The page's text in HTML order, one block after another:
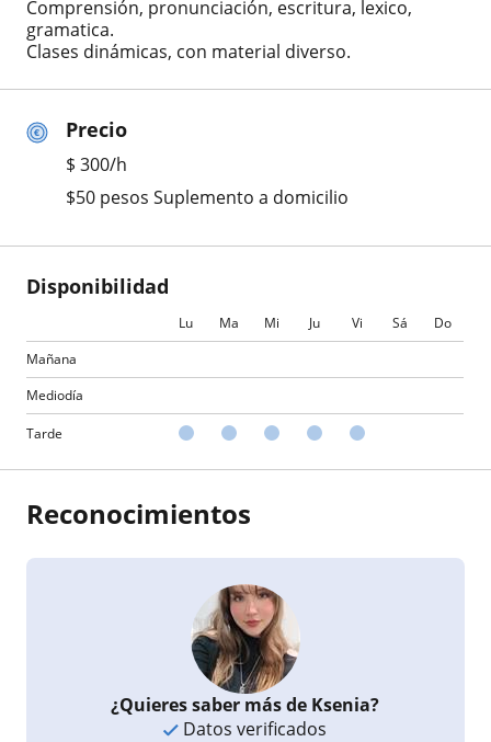
Precio
$ 300/h
$50 pesos Suplemento a domicilio
Disponibilidad
Lu Ma Mi Ju Vi Sá
Do
Mañana
Mediodía
Tarde
Comprensión, pronunciación, escritura, lexico,
gramatica.
Clases dinámicas, con material diverso.
Reconocimientos
¿Quieres saber más de Ksenia?
Datos verificados